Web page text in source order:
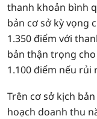
thanh khoản bình
bản cơ sở kỳ vọng
1.350 điểm với
bản thận trọng cho
1.100 điểm nếu rủi
Trên cơ sở kịch
hoạch doanh thu